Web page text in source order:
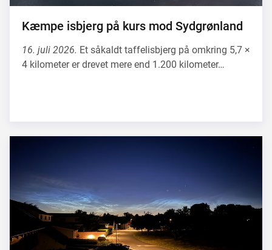
Kæmpe isbjerg på kurs mod Sydgrønland
16. juli 2026. Et såkaldt taffelisbjerg på omkring 5,7 ×
4 kilometer er drevet mere end 1.200 kilometer…